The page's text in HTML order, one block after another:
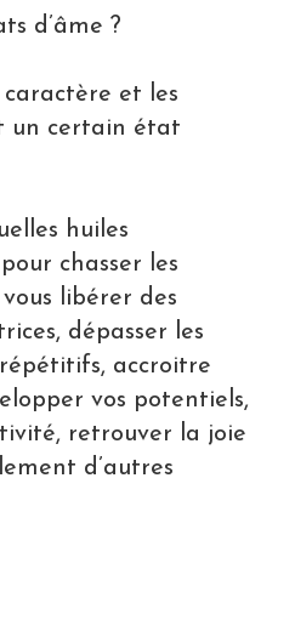
d’âme ?
et les
un certain état
huiles
chasser les
libérer des
dépasser les
accroitre
vos potentiels,
retrouver la joie
d’autres